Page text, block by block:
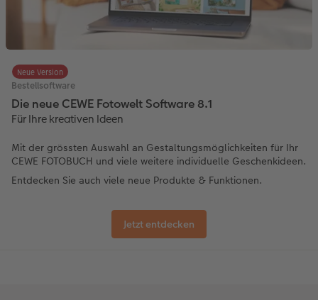
Neue Version
Bestellsoftware
Die neue CEWE Fotowelt Software 8.1
Für Ihre kreativen Ideen
Mit der grössten Auswahl an Gestaltungsmöglichkeiten für Ihr
CEWE FOTOBUCH und viele weitere individuelle Geschenkideen.
Entdecken Sie auch viele neue Produkte & Funktionen.
Jetzt entdecken